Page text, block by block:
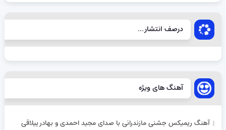
درصف انتشار...
آهنگ های ویژه
آهنگ ریمیکس جشنی مازندرانی با صدای مجید احمدی و بهادر ییلاقی